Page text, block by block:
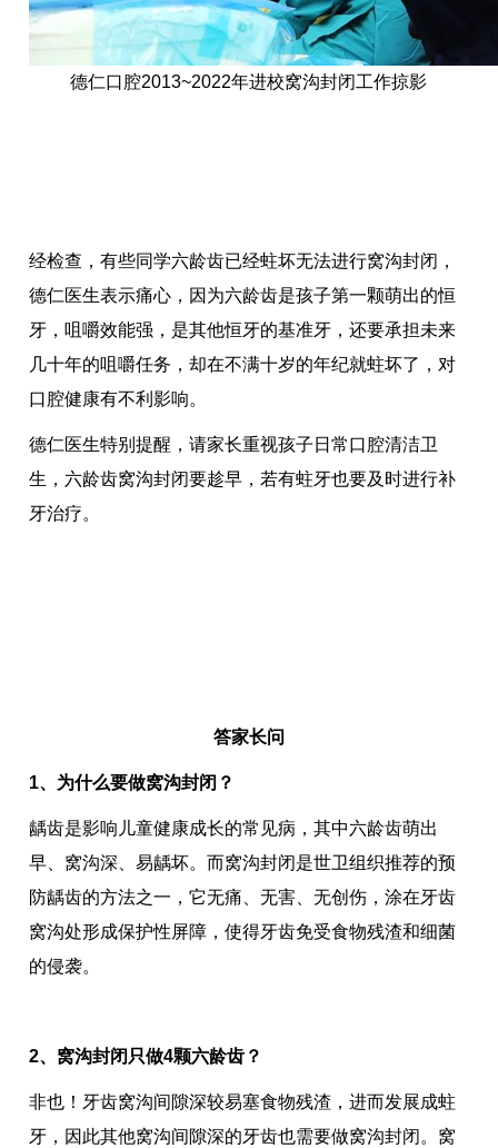
德仁口腔2013~2022年进校窝沟封闭工作掠影
经检查，有些同学六龄齿已经蛀坏无法进行窝沟封闭，
德仁医生表示痛心，因为六龄齿是孩子第一颗萌出的恒
牙，咀嚼效能强，是其他恒牙的基准牙，还要承担未来
几十年的咀嚼任务，却在不满十岁的年纪就蛀坏了，对
口腔健康有不利影响。
德仁医生特别提醒，请家长重视孩子日常口腔清洁卫
生，六龄齿窝沟封闭要趁早，若有蛀牙也要及时进行补
牙治疗。
答家长问
1、为什么要做窝沟封闭？
龋齿是影响儿童健康成长的常见病，其中六龄齿萌出
早、窝沟深、易龋坏。而窝沟封闭是世卫组织推荐的预
防龋齿的方法之一，它无痛、无害、无创伤，涂在牙齿
窝沟处形成保护性屏障，使得牙齿免受食物残渣和细菌
的侵袭。
2、窝沟封闭只做4颗六龄齿？
非也！牙齿窝沟间隙深较易塞食物残渣，进而发展成蛀
牙，因此其他窝沟间隙深的牙齿也需要做窝沟封闭。窝